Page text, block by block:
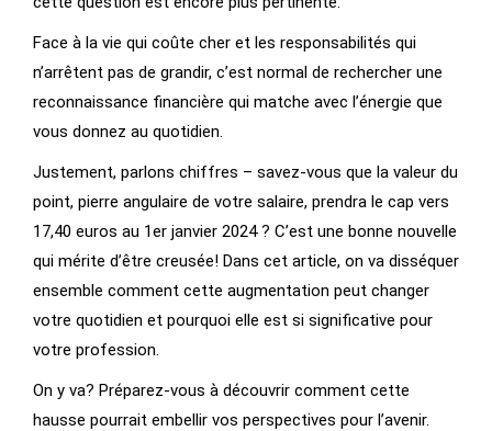
Face à la vie qui coûte cher et les responsabilités qui
n’arrêtent pas de grandir, c’est normal de rechercher une
reconnaissance financière qui matche avec l’énergie que
vous donnez au quotidien.
Justement, parlons chiffres – savez-vous que la valeur du
point, pierre angulaire de votre salaire, prendra le cap vers
17,40 euros au 1er janvier 2024 ? C’est une bonne nouvelle
qui mérite d’être creusée! Dans cet article, on va disséquer
ensemble comment cette augmentation peut changer
votre quotidien et pourquoi elle est si significative pour
votre profession.
On y va? Préparez-vous à découvrir comment cette
hausse pourrait embellir vos perspectives pour l’avenir.